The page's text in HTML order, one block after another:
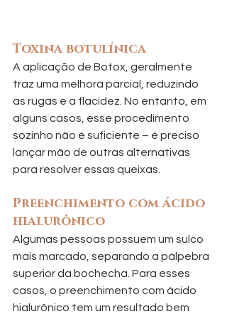
Toxina botulínica
A aplicação de Botox, geralmente
traz uma melhora parcial, reduzindo
as rugas e a flacidez. No entanto, em
alguns casos, esse procedimento
sozinho não é suficiente – é preciso
lançar mão de outras alternativas
para resolver essas queixas.
Preenchimento com ácido
hialurônico
Algumas pessoas possuem um sulco
mais marcado, separando a pálpebra
superior da bochecha. Para esses
casos, o preenchimento com ácido
hialurônico tem um resultado bem